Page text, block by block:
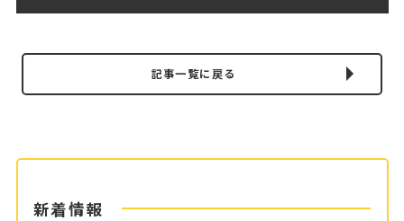
記事一覧に戻る
新着情報